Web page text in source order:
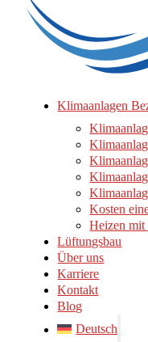
Klimaanlagen
Kosten
Heizen
Lüftungsbau
Über uns
Karriere
Kontakt
Blog
Deutsch